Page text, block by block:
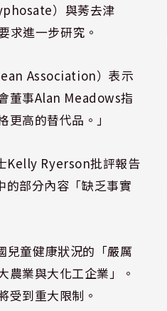
）與莠去津
求進一步研究。
Association）表示
董事Alan Meadows指
高的替代品。」
Kelly Ryerson批評報告
部分內容「缺乏事實
童健康狀況的「嚴厲
農業與大化工企業」。
受到重大限制。